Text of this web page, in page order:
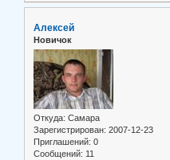
Алексей
Новичок
Откуда: Самара
Зарегистрирован: 2007-12-23
Приглашений: 0
Сообщений: 11